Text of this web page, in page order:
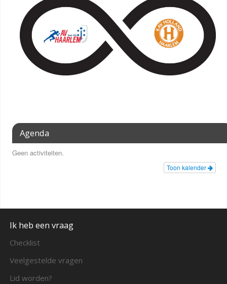
Agenda
Geen activiteiten.
Toon kalender
Ik heb een vraag
Checklist
Veelgestelde vragen
Lid worden?